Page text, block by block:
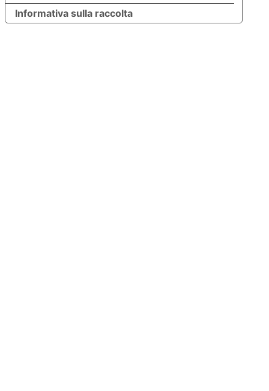
Informativa sulla raccolta